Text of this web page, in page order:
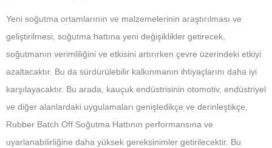
Yeni soğutma ortamlarının ve malzemelerinin araştırılması ve
geliştirilmesi, soğutma hattına yeni değişiklikler getirecek,
soğutmanın verimliliğini ve etkisini artırırken çevre üzerindeki etkiyi
azaltacaktır. Bu da sürdürülebilir kalkınmanın ihtiyaçlarını daha iyi
karşılayacaktır. Bu arada, kauçuk endüstrisinin otomotiv, endüstriyel
ve diğer alanlardaki uygulamaları genişledikçe ve derinleştikçe,
Rubber Batch Off Soğutma Hattının performansına ve
uyarlanabilirliğine daha yüksek gereksinimler getirilecektir. Bu